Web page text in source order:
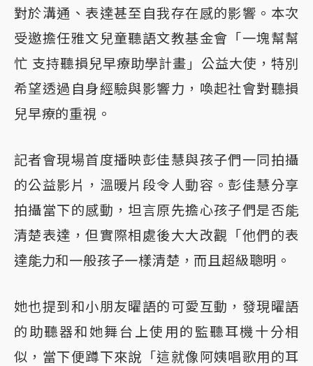
對於溝通、表達甚至自我存在感的影響。本次
受邀擔任雅文兒童聽語文教基金會「一塊幫幫
忙 支持聽損兒早療助學計畫」公益大使，特別
希望透過自身經驗與影響力，喚起社會對聽損
兒早療的重視。
記者會現場首度播映彭佳慧與孩子們一同拍攝
的公益影片，溫暖片段令人動容。彭佳慧分享
拍攝當下的感動，坦言原先擔心孩子們是否能
清楚表達，但實際相處後大大改觀「他們的表
達能力和一般孩子一樣清楚，而且超級聰明。
她也提到和小朋友曜語的可愛互動，發現曜語
的助聽器和她舞台上使用的監聽耳機十分相
似，當下便蹲下來說「這就像阿姨唱歌用的耳